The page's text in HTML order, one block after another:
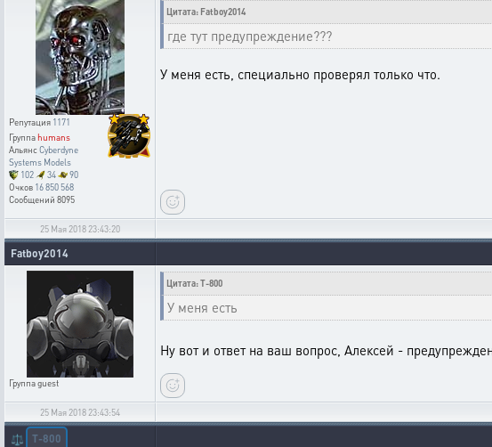
Репутация 1171
Группаhumans
АльянсCyberdyne
Systems Models
102
34
90
Очков 16 850 568
Сообщений 8095
Цитата: Fatboy2014
где тут предупреждение???
У меня есть, специально проверял только что.
25 Мая 2018 23:43:20
Fatboy2014
Группаguest
Цитата: T-800
У меня есть
Ну вот и ответ на ваш вопрос, Алексей -
25 Мая 2018 23:43:54
⚖️ T-800